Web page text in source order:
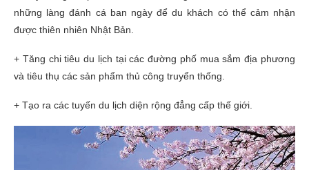
những làng đánh cá ban ngày để du khách có thể cảm nhận
được thiên nhiên Nhật Bản.
+ Tăng chi tiêu du lịch tại các đường phố mua sắm địa phương
và tiêu thụ các sản phẩm thủ công truyển thống.
+ Tạo ra các tuyến du lịch diện rộng đẳng cấp thế giới.